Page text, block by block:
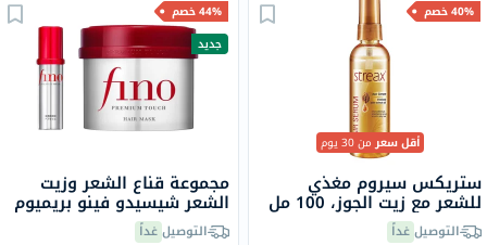
40% خصم
أقل سعرمن 30 يوم
ستريكس سيروم مغذي
للشعر مع زيت الجوز، 100 مل
التوصيلغداً
44% خصم
جديد
مجموعة قناع الشعر وزيت
الشعر شيسيدو فينو بريميوم
تاتشالتوصيلغداً